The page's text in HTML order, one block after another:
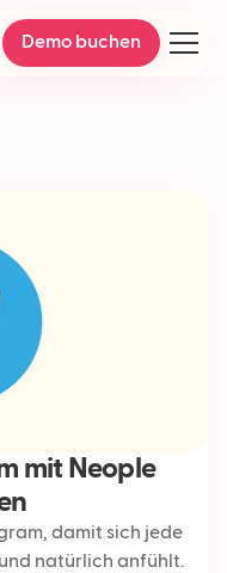
Demo buchen
mit Neople
damit sich jede
natürlich anfühlt.